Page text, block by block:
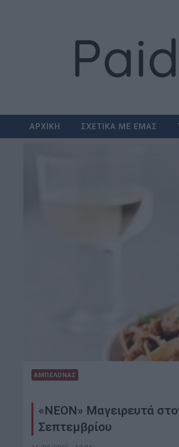
ΑΡΧΙΚΗ ΣΧΕΤΙΚΑ ΜΕ ΕΜΑΣ
ΑΜΠΕΛΩΝΑΣ
«ΝΕΟΝ» Μαγειρευτά
Σεπτεμβρίου